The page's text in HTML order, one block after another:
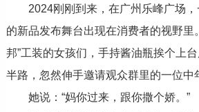
2024刚刚到来，在广州乐峰广场
的新品发布舞台出现在消费者的视野里
邦”工装的女孩们，手持酱油瓶挨个上
半路，忽然伸手邀请观众群里的一位中
她说：“妈你过来，跟你撒个娇。”